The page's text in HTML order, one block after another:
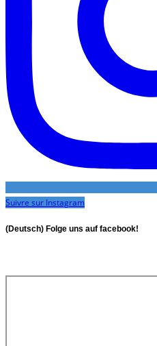
Suivre sur Instagram
(Deutsch) Folge uns auf facebook!